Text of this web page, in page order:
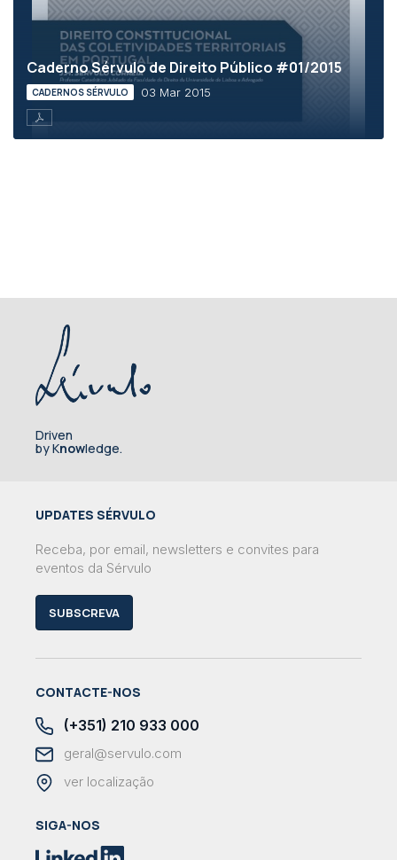
Caderno Sérvulo de Direito Público #01/2015
CADERNOS SÉRVULO 03 Mar 2015
Driven
by Knowledge.
UPDATES SÉRVULO
Receba, por email, newsletters e convites para
eventos da Sérvulo
SUBSCREVA
CONTACTE-NOS
(+351) 210 933 000
geral@servulo.com
ver localização
SIGA-NOS